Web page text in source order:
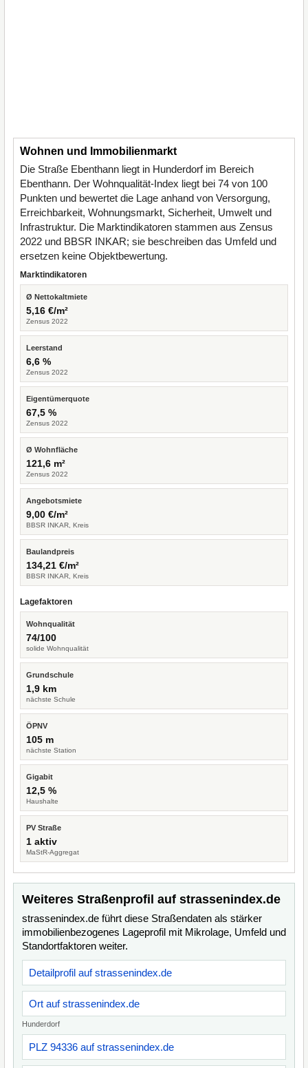
Wohnen und Immobilienmarkt
Die Straße Ebenthann liegt in Hunderdorf im Bereich
Ebenthann. Der Wohnqualität-Index liegt bei 74 von 100
Punkten und bewertet die Lage anhand von Versorgung,
Erreichbarkeit, Wohnungsmarkt, Sicherheit, Umwelt und
Infrastruktur. Die Marktindikatoren stammen aus Zensus
2022 und BBSR INKAR; sie beschreiben das Umfeld und
ersetzen keine Objektbewertung.
Marktindikatoren
Ø Nettokaltmiete
5,16 €/m²
Zensus 2022
Leerstand
6,6 %
Zensus 2022
Eigentümerquote
67,5 %
Zensus 2022
Ø Wohnfläche
121,6 m²
Zensus 2022
Angebotsmiete
9,00 €/m²
BBSR INKAR, Kreis
Baulandpreis
134,21 €/m²
BBSR INKAR, Kreis
Lagefaktoren
Wohnqualität
74/100
solide Wohnqualität
Grundschule
1,9 km
nächste Schule
ÖPNV
105 m
nächste Station
Gigabit
12,5 %
Haushalte
PV Straße
1 aktiv
MaStR-Aggregat
Weiteres Straßenprofil auf strassenindex.de
strassenindex.de führt diese Straßendaten als stärker
immobilienbezogenes Lageprofil mit Mikrolage, Umfeld und
Standortfaktoren weiter.
Detailprofil auf strassenindex.de
Ort auf strassenindex.de
Hunderdorf
PLZ 94336 auf strassenindex.de